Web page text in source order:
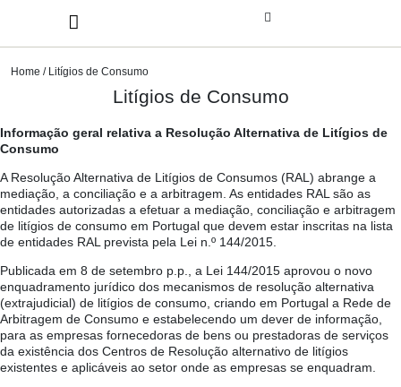
Home / Litígios de Consumo
Litígios de Consumo
Informação geral relativa a Resolução Alternativa de Litígios de
Consumo
A Resolução Alternativa de Litígios de Consumos (RAL) abrange a
mediação, a conciliação e a arbitragem. As entidades RAL são as
entidades autorizadas a efetuar a mediação, conciliação e arbitragem
de litígios de consumo em Portugal que devem estar inscritas na lista
de entidades RAL prevista pela Lei n.º 144/2015.
Publicada em 8 de setembro p.p., a Lei 144/2015 aprovou o novo
enquadramento jurídico dos mecanismos de resolução alternativa
(extrajudicial) de litígios de consumo, criando em Portugal a Rede de
Arbitragem de Consumo e estabelecendo um dever de informação,
para as empresas fornecedoras de bens ou prestadoras de serviços
da existência dos Centros de Resolução alternativo de litígios
existentes e aplicáveis ao setor onde as empresas se enquadram.